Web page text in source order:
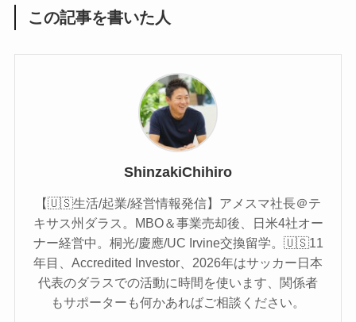
この記事を書いた人
ShinzakiChihiro
【🇺🇸生活/起業/経営情報発信】アメスマ社長＠テ
キサス州ダラス。MBO＆事業売却後、日米4社オー
ナー経営中。桐光/慶應/UC Irvine交換留学。🇺🇸11
年目、Accredited Investor、2026年はサッカー日本
代表のダラスでの活動に時間を使います、関係者
もサポーターも何かあればご相談ください。